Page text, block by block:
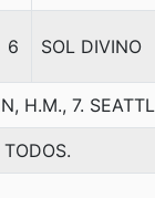
6 SOL DIVINO
H.M., 7.
TODOS.